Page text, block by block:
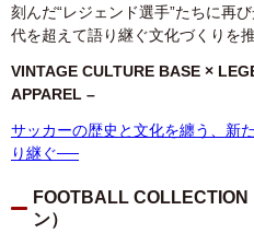
刻んだ“レジェンド選手”たちに再
代を超えて語り継ぐ文化づくりを
VINTAGE CULTURE BASE ×
APPAREL –
サッカーの歴史と文化を纏う、新
り継ぐ──
FOOTBALL COLLECTION
ン）